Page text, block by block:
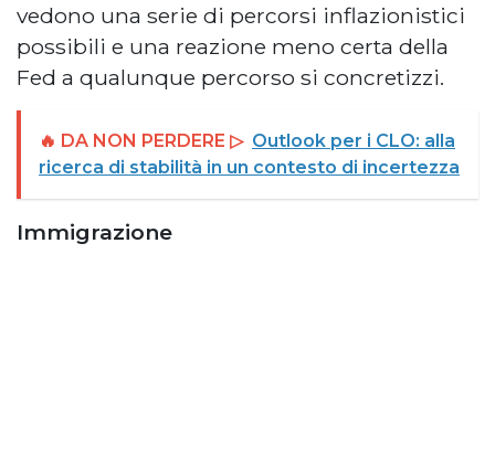
vedono una serie di percorsi inflazionistici
possibili e una reazione meno certa della
Fed a qualunque percorso si concretizzi.
🔥 DA NON PERDERE ▷ Outlook per i CLO: alla
ricerca di stabilità in un contesto di incertezza
Immigrazione